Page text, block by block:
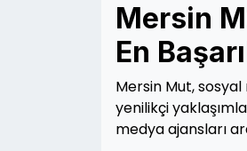
Mersin
En
Mersin Mut, sosyal
yenilikçi
medya ajansları